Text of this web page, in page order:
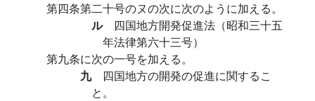
第四条第二十号のヌの次に次のように加える。
ル 四国地方開発促進法（昭和三十五
年法律第六十三号）
第九条に次の一号を加える。
九 四国地方の開発の促進に関するこ
と。